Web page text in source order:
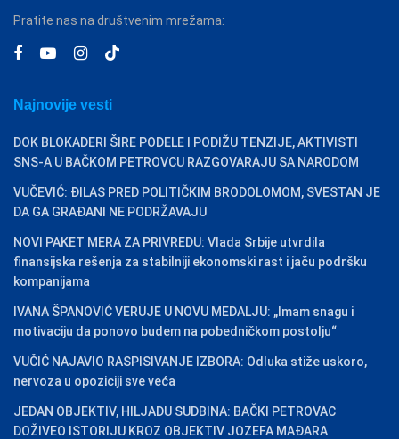
Pratite nas na društvenim mrežama:
Najnovije vesti
DOK BLOKADERI ŠIRE PODELE I PODIŽU TENZIJE, AKTIVISTI
SNS-A U BAČKOM PETROVCU RAZGOVARAJU SA NARODOM
VUČEVIĆ: ĐILAS PRED POLITIČKIM BRODOLOMOM, SVESTAN JE
DA GA GRAĐANI NE PODRŽAVAJU
NOVI PAKET MERA ZA PRIVREDU: Vlada Srbije utvrdila
finansijska rešenja za stabilniji ekonomski rast i jaču podršku
kompanijama
IVANA ŠPANOVIĆ VERUJE U NOVU MEDALJU: „Imam snagu i
motivaciju da ponovo budem na pobedničkom postolju“
VUČIĆ NAJAVIO RASPISIVANJE IZBORA: Odluka stiže uskoro,
nervoza u opoziciji sve veća
JEDAN OBJEKTIV, HILJADU SUDBINA: BAČKI PETROVAC
DOŽIVEO ISTORIJU KROZ OBJEKTIV JOZEFA MAĐARA